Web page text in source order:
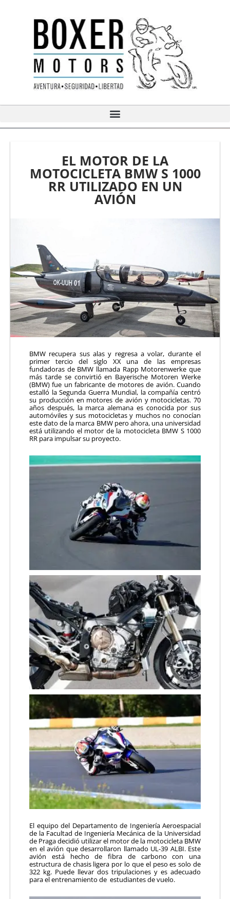
EL MOTOR DE LA
MOTOCICLETA BMW S 1000
RR UTILIZADO EN UN
AVIÓN
BMW recupera sus alas y regresa a volar, durante el
primer tercio del siglo XX una de las empresas
fundadoras de BMW llamada Rapp Motorenwerke que
más tarde se convirtió en Bayerische Motoren Werke
(BMW) fue un fabricante de motores de avión. Cuando
estalló la Segunda Guerra Mundial, la compañía centró
su producción en motores de avión y motocicletas. 70
años después, la marca alemana es conocida por sus
automóviles y sus motocicletas y muchos no conocían
este dato de la marca BMW pero ahora, una universidad
está utilizando el motor de la motocicleta BMW S 1000
RR para impulsar su proyecto.
El equipo del Departamento de Ingeniería Aeroespacial
de la Facultad de Ingeniería Mecánica de la Universidad
de Praga decidió utilizar el motor de la motocicleta BMW
en el avión que desarrollaron llamado UL-39 ALBI. Este
avión está hecho de fibra de carbono con una
estructura de chasis ligera por lo que el peso es solo de
322 kg. Puede llevar dos tripulaciones y es adecuado
para el entrenamiento de estudiantes de vuelo.